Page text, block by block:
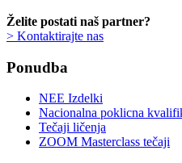
Želite postati naš partner?
> Kontaktirajte nas
Ponudba
NEE Izdelki
Nacionalna poklicna
Tečaji ličenja
ZOOM Masterclass tečaji